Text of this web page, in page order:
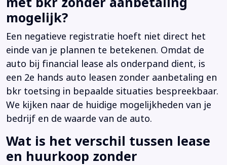
mogelijk?
Een negatieve registratie hoeft niet direct het
einde van je plannen te betekenen. Omdat de
auto bij financial lease als onderpand dient, is
een 2e hands auto leasen zonder aanbetaling en
bkr toetsing in bepaalde situaties bespreekbaar.
We kijken naar de huidige mogelijkheden van je
bedrijf en de waarde van de auto.
Wat is het verschil tussen lease
en huurkoop zonder